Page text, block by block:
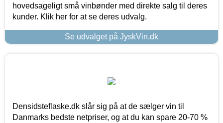
hovedsageligt små vinbønder med direkte salg til deres
kunder. Klik her for at se deres udvalg.
Se udvalget på JyskVin.dk
Densidsteflaske.dk slår sig på at de sælger vin til
Danmarks bedste netpriser, og at du kan spare 20-70 %